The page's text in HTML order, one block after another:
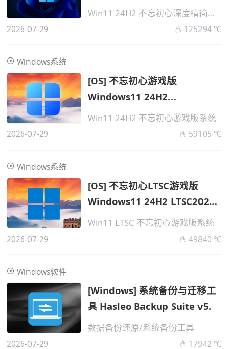
v26100.8875 无更新
Win11 24H2 不忘初心深度精简版系统
2026-07-29 125294 ℃
Windows系统
[OS] 不忘初心游戏版
Windows11 24H2
v26100.8875 无更新
Win11 24H2 不忘初心游戏版系统
2026-07-29 59105 ℃
Windows系统
[OS] 不忘初心LTSC游戏版
Windows11 24H2 LTSC2024
企业
Win11 LTSC 不忘初心游戏版系统
2026-07-29 49840 ℃
Windows软件
[Windows] 系统备份与迁移工
具 Hasleo Backup Suite v5.
数据备份还原/系统备份工具
2026-07-29 17942 ℃